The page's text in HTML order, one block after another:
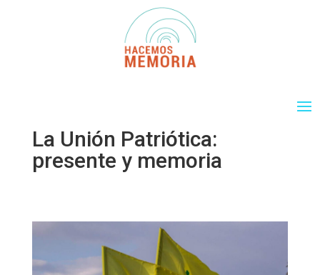
La Unión Patriótica:
presente y memoria